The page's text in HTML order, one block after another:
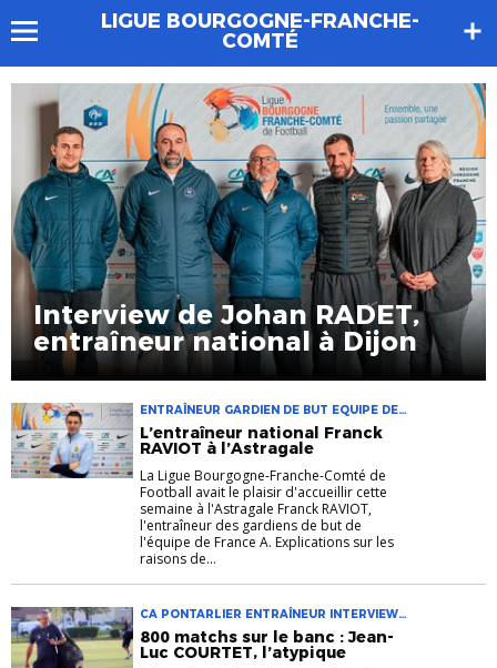
LIGUE BOURGOGNE-FRANCHE-
COMTÉ
Interview de Johan RADET,
entraîneur national à Dijon
ENTRAÎNEUR GARDIEN DE BUT EQUIPE DE
FRANCE INTERVIEW PPF
L’entraîneur national Franck
RAVIOT à l’Astragale
La Ligue Bourgogne-Franche-Comté de
Football avait le plaisir d'accueillir cette
semaine à l'Astragale Franck RAVIOT,
l'entraîneur des gardiens de but de
l'équipe de France A. Explications sur les
raisons de...
CA PONTARLIER ENTRAÎNEUR INTERVIEW
JEAN-LUC COURTET
800 matchs sur le banc : Jean-
Luc COURTET, l’atypique